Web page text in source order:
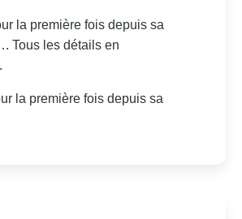
la première fois depuis sa
Tous les détails en
la première fois depuis sa